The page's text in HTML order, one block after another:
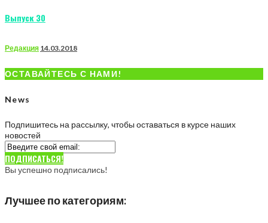
Выпуск 30
Редакция 14.03.2018
ОСТАВАЙТЕСЬ С НАМИ!
News
Подпишитесь на рассылку, чтобы оставаться в курсе наших
новостей
ПОДПИСАТЬСЯ!
Вы успешно подписались!
Лучшее по категориям: